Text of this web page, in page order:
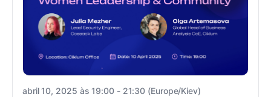
abril 10, 2025 às 19:00 - 21:30 (Europe/Kiev)